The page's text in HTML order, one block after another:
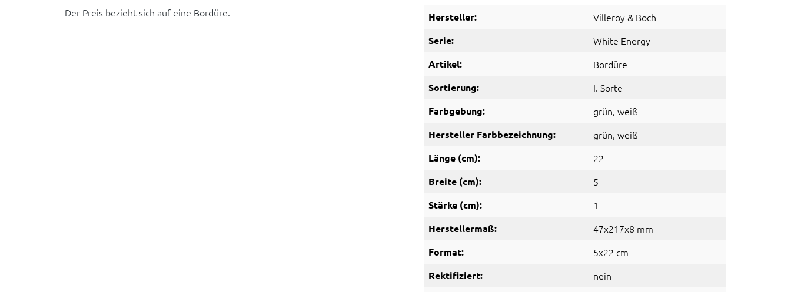
Der Preis bezieht sich auf eine Bordüre. Hersteller: Villeroy & Boch
Serie: White Energy
Artikel: Bordüre
Sortierung: I. Sorte
Farbgebung: grün, weiß
Hersteller Farbbezeichnung: grün, weiß
Länge (cm): 22
Breite (cm): 5
Stärke (cm): 1
Herstellermaß: 47x217x8 mm
Format: 5x22 cm
Rektifiziert: nein